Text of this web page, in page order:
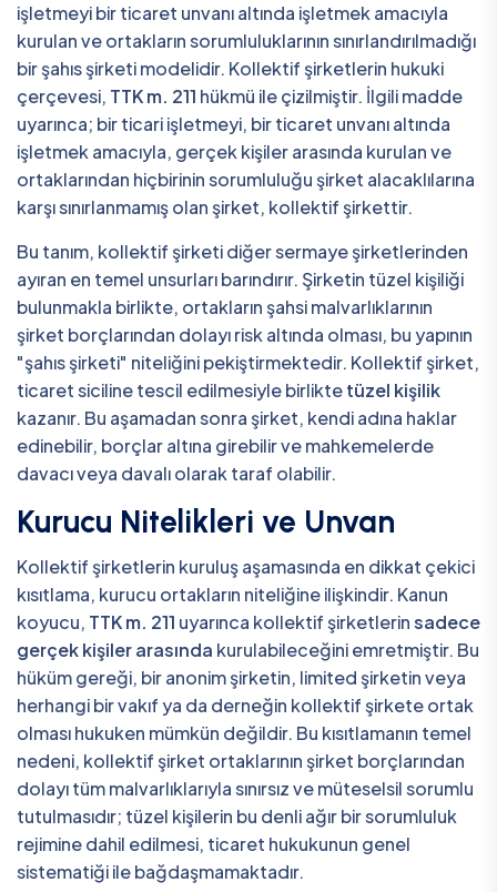
işletmeyi bir ticaret unvanı altında işletmek amacıyla
kurulan ve ortakların sorumluluklarının sınırlandırılmadığı
bir şahıs şirketi modelidir. Kollektif şirketlerin hukuki
çerçevesi, TTK m. 211 hükmü ile çizilmiştir. İlgili madde
uyarınca; bir ticari işletmeyi, bir ticaret unvanı altında
işletmek amacıyla, gerçek kişiler arasında kurulan ve
ortaklarından hiçbirinin sorumluluğu şirket alacaklılarına
karşı sınırlanmamış olan şirket, kollektif şirkettir.
Bu tanım, kollektif şirketi diğer sermaye şirketlerinden
ayıran en temel unsurları barındırır. Şirketin tüzel kişiliği
bulunmakla birlikte, ortakların şahsi malvarlıklarının
şirket borçlarından dolayı risk altında olması, bu yapının
"şahıs şirketi" niteliğini pekiştirmektedir. Kollektif şirket,
ticaret siciline tescil edilmesiyle birliktetüzel kişilik
kazanır. Bu aşamadan sonra şirket, kendi adına haklar
edinebilir, borçlar altına girebilir ve mahkemelerde
davacı veya davalı olarak taraf olabilir.
Kurucu Nitelikleri ve Unvan
Kollektif şirketlerin kuruluş aşamasında en dikkat çekici
kısıtlama, kurucu ortakların niteliğine ilişkindir. Kanun
koyucu, TTK m. 211 uyarınca kollektif şirketlerinsadece
gerçek kişiler arasında kurulabileceğini emretmiştir. Bu
hüküm gereği, bir anonim şirketin, limited şirketin veya
herhangi bir vakıf ya da derneğin kollektif şirkete ortak
olması hukuken mümkün değildir. Bu kısıtlamanın temel
nedeni, kollektif şirket ortaklarının şirket borçlarından
dolayı tüm malvarlıklarıyla sınırsız ve müteselsil sorumlu
tutulmasıdır; tüzel kişilerin bu denli ağır bir sorumluluk
rejimine dahil edilmesi, ticaret hukukunun genel
sistematiği ile bağdaşmamaktadır.